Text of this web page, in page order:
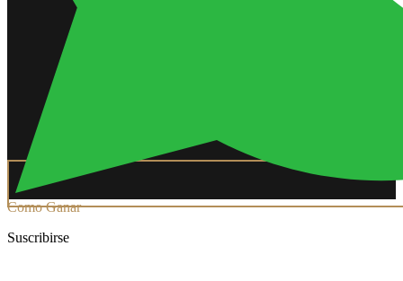
Como Ganar
Suscribirse